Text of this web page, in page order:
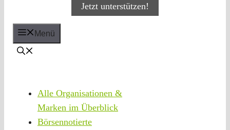
Jetzt unterstützen!
Menü
Alle Organisationen &
Marken im Überblick
Börsennotierte